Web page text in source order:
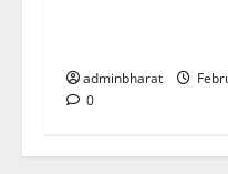
adminbharat
0